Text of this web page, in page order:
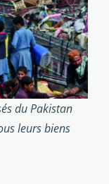
du Pakistan
leurs biens